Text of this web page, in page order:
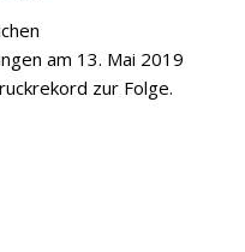
am 13. Mai 2019
zur Folge.